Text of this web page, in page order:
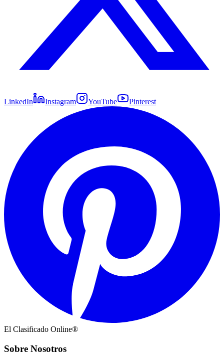
LinkedIn Instagram YouTube Pinterest
El Clasificado Online®
Sobre Nosotros